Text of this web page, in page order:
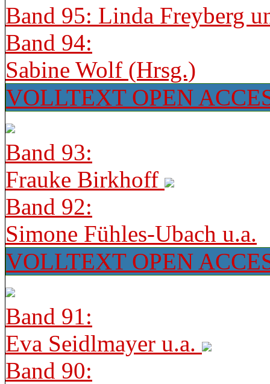
Band 95: Linda Freyberg
Band 94:
Sabine Wolf (Hrsg.)
VOLLTEXT OPEN
Band 93:
Frauke Birkhoff
Band 92:
Simone Fühles-Ubach u.a.
VOLLTEXT OPEN
Band 91:
Eva Seidlmayer u.a.
Band 90: